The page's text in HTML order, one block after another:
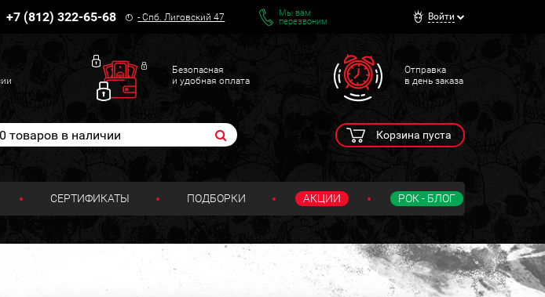
+7 (812) 322-65-68 -Спб. Лиговский 47
Мы вам
перезвоним
Войти
Безопасная
и удобная оплата
Отправка
в день заказа
Корзина пуста
СЕРТИФИКАТЫ ПОДБОРКИ АКЦИИ РОК - БЛОГ